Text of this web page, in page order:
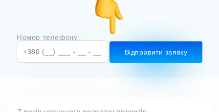
Номер телефону